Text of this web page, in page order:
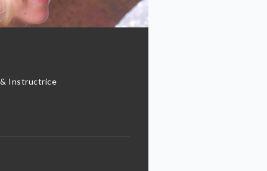
Instructrice